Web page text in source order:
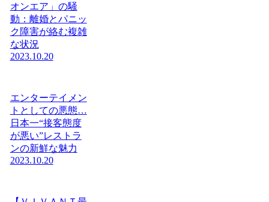
オンエア」の騒
動：離婚とパニッ
ク障害が絡む複雑
な状況
2023.10.20
エンターテイメン
トとしての悪態…
日本一“接客態度
が悪い”レストラ
ンの新鮮な魅力
2023.10.20